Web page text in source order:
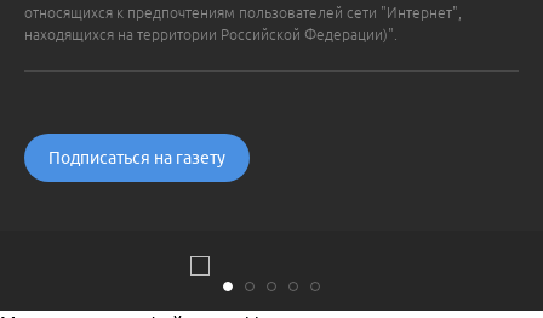
относящихся к предпочтениям пользователей сети "Интернет",
находящихся на территории Российской Федерации)".
Подписаться на газету